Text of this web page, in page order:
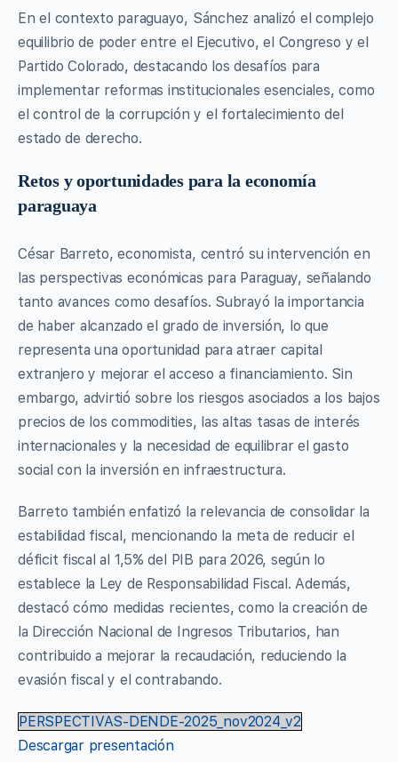
En el contexto paraguayo, Sánchez analizó el complejo
equilibrio de poder entre el Ejecutivo, el Congreso y el
Partido Colorado, destacando los desafíos para
implementar reformas institucionales esenciales, como
el control de la corrupción y el fortalecimiento del
estado de derecho.
Retos y oportunidades para la economía
paraguaya
César Barreto, economista, centró su intervención en
las perspectivas económicas para Paraguay, señalando
tanto avances como desafíos. Subrayó la importancia
de haber alcanzado el grado de inversión, lo que
representa una oportunidad para atraer capital
extranjero y mejorar el acceso a financiamiento. Sin
embargo, advirtió sobre los riesgos asociados a los bajos
precios de los commodities, las altas tasas de interés
internacionales y la necesidad de equilibrar el gasto
social con la inversión en infraestructura.
Barreto también enfatizó la relevancia de consolidar la
estabilidad fiscal, mencionando la meta de reducir el
déficit fiscal al 1,5% del PIB para 2026, según lo
establece la Ley de Responsabilidad Fiscal. Además,
destacó cómo medidas recientes, como la creación de
la Dirección Nacional de Ingresos Tributarios, han
contribuido a mejorar la recaudación, reduciendo la
evasión fiscal y el contrabando.
PERSPECTIVAS-DENDE-2025_nov2024_v2
Descargar presentación